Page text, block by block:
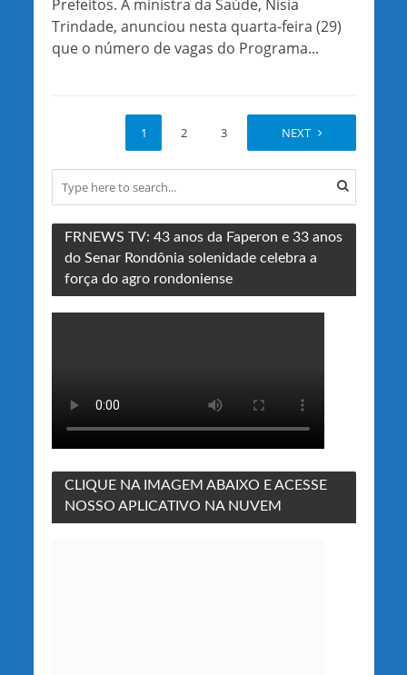
Prefeitos. A ministra da Saúde, Nísia
Trindade, anunciou nesta quarta-feira (29)
que o número de vagas do Programa...
1 2 3 NEXT
FRNEWS TV: 43 anos da Faperon e 33 anos
do Senar Rondônia solenidade celebra a
força do agro rondoniense
CLIQUE NA IMAGEM ABAIXO E ACESSE
NOSSO APLICATIVO NA NUVEM